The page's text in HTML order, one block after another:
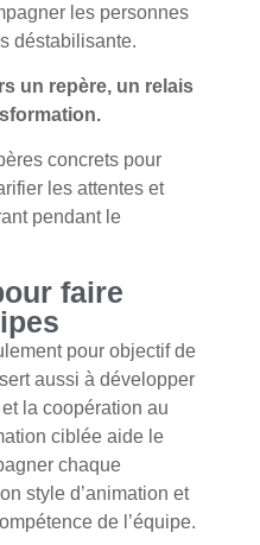
les personnes
déstabilisante.
un repère, un relais
concrets pour
les attentes et
pendant le
faire
pour objectif de
aussi à développer
la coopération au
ciblée aide le
chaque
style d’animation et
de l’équipe.